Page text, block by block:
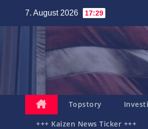
7. August 2026 17:29
Topstory
+++ Kaizen News Ticker +++